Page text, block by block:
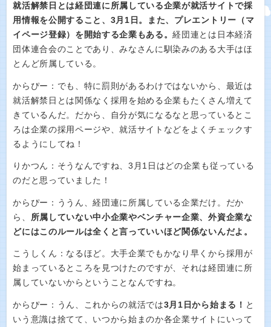
就活解禁日とは経団連に所属している企業が就活サイトで採
用情報を公開すること、3月1日。また、プレエントリー（マ
イページ登録）を開始する企業もある。経団連とは日本経済
団体連合会のことであり、みなさんに馴染みのある大手はほ
とんど所属している。
からぴー：でも、特に罰則があるわけではないから、最近は
就活解禁日とは関係なく採用を始める企業もたくさん増えて
きているんだ。だから、自分が気になるなと思っているとこ
ろは企業の採用ページや、就活サイトなどをよくチェックす
るようにしてね！
りかつん：そうなんですね、3月1日はどの企業も従っている
のだと思っていました！
からぴー：ううん、経団連に所属している企業だけ。だか
ら、 所属していない中小企業やベンチャー企業、外資企業な
どにはこのルールは全くと言っていいほど関係ないんだよ。
こうしくん：なるほど。大手企業でもかなり早くから採用が
始まっているところを見つけたのですが、それは経団連に所
属していないからということなんですね。
からぴー：うん、これからの就活では3月1日から始まる！ と
いう意識は捨てて、いつから始まのか各企業サイトにいって